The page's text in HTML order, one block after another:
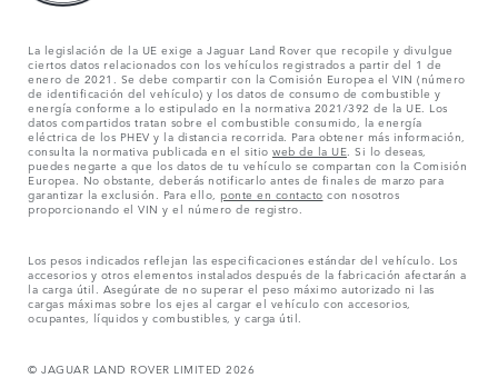
La legislación de la UE exige a Jaguar Land Rover que recopile y divulgue
ciertos datos relacionados con los vehículos registrados a partir del 1 de
enero de 2021. Se debe compartir con la Comisión Europea el VIN (número
de identificación del vehículo) y los datos de consumo de combustible y
energía conforme a lo estipulado en la normativa 2021/392 de la UE. Los
datos compartidos tratan sobre el combustible consumido, la energía
eléctrica de los PHEV y la distancia recorrida. Para obtener más información,
consulta la normativa publicada en el sitio web de la UE . Si lo deseas,
puedes negarte a que los datos de tu vehículo se compartan con la Comisión
Europea. No obstante, deberás notificarlo antes de finales de marzo para
garantizar la exclusión. Para ello, ponte en contacto con nosotros
proporcionando el VIN y el número de registro.
Los pesos indicados reflejan las especificaciones estándar del vehículo. Los
accesorios y otros elementos instalados después de la fabricación afectarán a
la carga útil. Asegúrate de no superar el peso máximo autorizado ni las
cargas máximas sobre los ejes al cargar el vehículo con accesorios,
ocupantes, líquidos y combustibles, y carga útil.
© JAGUAR LAND ROVER LIMITED 2026